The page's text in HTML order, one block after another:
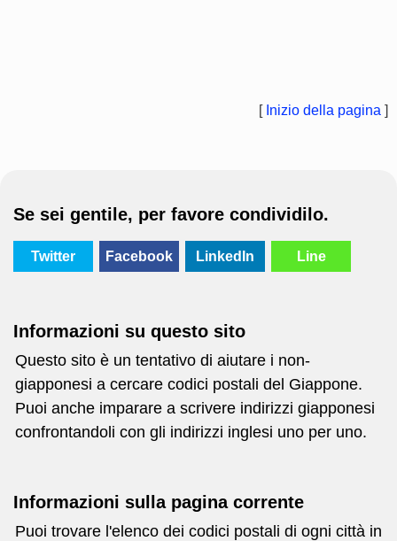
[ Inizio della pagina ]
Se sei gentile, per favore condividilo.
Twitter Facebook LinkedIn Line
Informazioni su questo sito
Questo sito è un tentativo di aiutare i non-
giapponesi a cercare codici postali del Giappone.
Puoi anche imparare a scrivere indirizzi giapponesi
confrontandoli con gli indirizzi inglesi uno per uno.
Informazioni sulla pagina corrente
Puoi trovare l'elenco dei codici postali di ogni città in